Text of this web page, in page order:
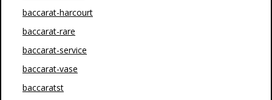
baccarat-harcourt
baccarat-rare
baccarat-service
baccarat-vase
baccaratst